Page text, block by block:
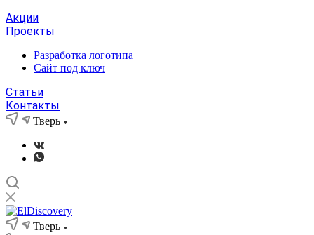
Акции
Проекты
Разработка логотипа
Сайт под ключ
Статьи
Контакты
Тверь
Тверь